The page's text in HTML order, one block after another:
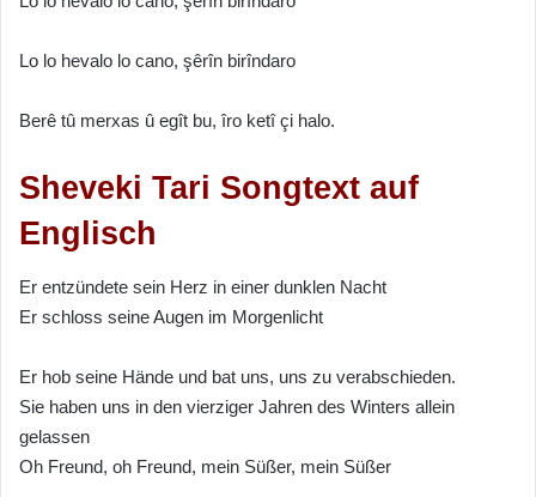
Lo lo hevalo lo cano, şêrîn birîndaro
Berê tû merxas û egît bu, îro ketî çi halo.
Sheveki Tari Songtext auf
Englisch
Er entzündete sein Herz in einer dunklen Nacht
Er schloss seine Augen im Morgenlicht
Er hob seine Hände und bat uns, uns zu verabschieden.
Sie haben uns in den vierziger Jahren des Winters allein
gelassen
Oh Freund, oh Freund, mein Süßer, mein Süßer